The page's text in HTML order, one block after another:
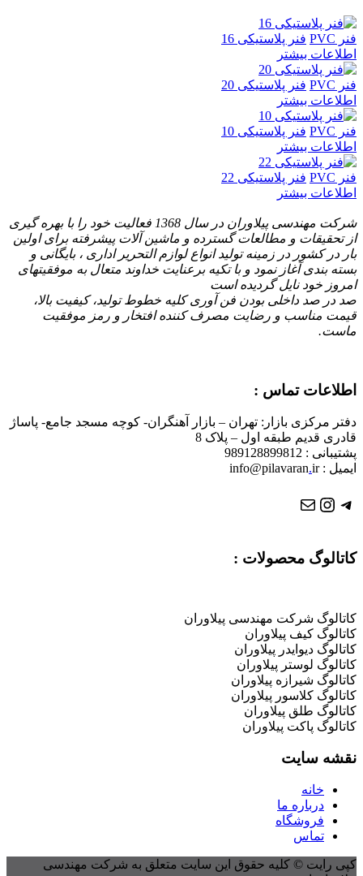
فنر PVC
فنر پلاستیکی 16
اطلاعات بیشتر
فنر PVC
فنر پلاستیکی 20
اطلاعات بیشتر
فنر PVC
فنر پلاستیکی 10
اطلاعات بیشتر
فنر PVC
فنر پلاستیکی 22
اطلاعات بیشتر
شرکت مهندسی پیلاوران در سال 1368 فعالیت خود را با بهره گیری
از تحقیقات و مطالعات گسترده و ماشین آلات پیشرفته برای اولین
بار در کشور در زمینه تولید انواع لوازم التحریر اداری ، بایگانی و
بسته بندی آغاز نمود و با تكیه برعنایت خداوند متعال به موفقیتهای
امروز خود نایل گردیده است
صد در صد داخلی بودن فن آوری کلیه خطوط تولید، کیفیت بالا،
قیمت مناسب و رضایت مصرف کننده افتخار و رمز موفقیت
ماست.
اطلاعات تماس :
دفتر مرکزی بازار: تهران – بازار آهنگران- کوچه مسجد جامع- پاساژ
قادری قدیم طبقه اول – پلاک 8
پشتیبانی : 989128899812
ایمیل : info@pilavaran .ir
تلگرام
اینستاگرم
ایمیل
کاتالوگ محصولات :
کاتالوگ شرکت مهندسی پیلاوران
کاتالوگ کیف پیلاوران
کاتالوگ دیوایدر پیلاوران
کاتالوگ لوستر پیلاوران
کاتالوگ شیرازه پیلاوران
کاتالوگ کلاسور پیلاوران
کاتالوگ طلق پیلاوران
کاتالوگ پاکت پیلاوران
نقشه سایت
خانه
درباره ما
فروشگاه
تماس
کپی رایت © کلیه حقوق این سایت متعلق به شرکت مهندسی